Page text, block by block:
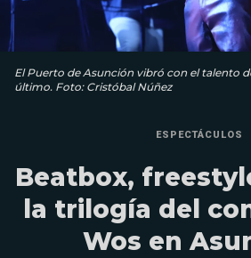
El Puerto de Asunción vibró con el talento
último. Foto: Cristóbal Núñez
ESPECTÁCULOS
Beatbox,
la trilogía del
Wos en